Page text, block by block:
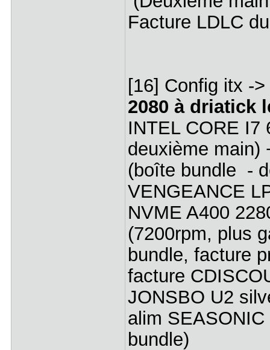
Facture LDLC
[16] Config itx
2080 à driatick
INTEL CORE I7
deuxième main)
(boîte bundle -
VENGEANCE
NVME A400
(7200rpm, plus
bundle, facture
facture
JONSBO U2
alim
bundle)